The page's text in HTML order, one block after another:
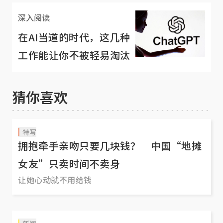
深入阅读
在AI当道的时代，这几种
工作能让你不被轻易淘汰
猜你喜欢
特写
拥抱牵手亲吻只要几块钱？ 中国“地摊
女友”只卖时间不卖身
让她心动就不用给钱